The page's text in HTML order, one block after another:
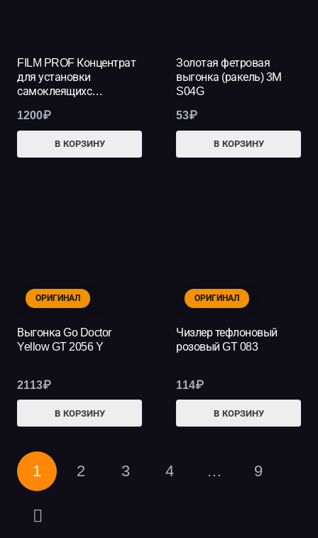
FILM PROF Концентрат
для установки
самоклеящихс…
1200₽
В КОРЗИНУ
Золотая фетровая
выгонка (ракель) 3М
S04G
53₽
В КОРЗИНУ
ОРИГИНАЛ
Выгонка Go Doctor
Yellow GT 2056 Y
2113₽
В КОРЗИНУ
ОРИГИНАЛ
Чизлер тефлоновый
розовый GT 083
114₽
В КОРЗИНУ
1 2 3 4 … 9